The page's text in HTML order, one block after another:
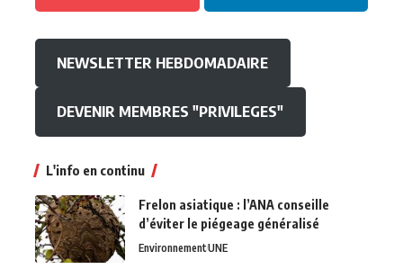
NEWSLETTER HEBDOMADAIRE
DEVENIR MEMBRES "PRIVILEGES"
L'info en continu
Frelon asiatique : l’ANA conseille
d’éviter le piégeage généralisé
EnvironnementUNE